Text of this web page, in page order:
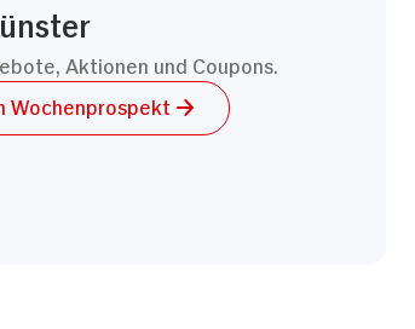
Aktionen und Coupons.
Wochenprospekt